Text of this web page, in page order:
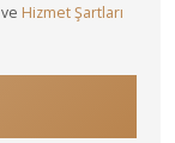
ve Hizmet Şartları